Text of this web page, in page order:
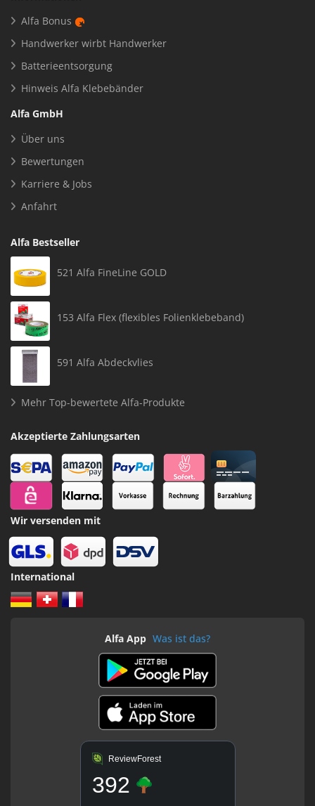
Alfa Bonus
Handwerker wirbt Handwerker
Batterieentsorgung
Hinweis Alfa Klebebänder
Alfa GmbH
Über uns
Bewertungen
Karriere & Jobs
Anfahrt
Alfa Bestseller
521 Alfa FineLine GOLD
153 Alfa Flex (flexibles Folienklebeband)
591 Alfa Abdeckvlies
Mehr Top-bewertete Alfa-Produkte
Akzeptierte Zahlungsarten
Wir versenden mit
International
Alfa App Was ist das?
ReviewForest
392